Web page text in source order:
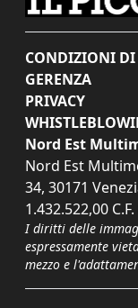
CONDIZIONI DI
GERENZA
PRIVACY
Nord Est
Nord Est
34, 30171
1.432.522,00
I diritti delle
espressamente
mezzo e